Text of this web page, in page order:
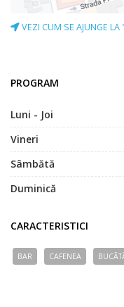
VEZI CUM SE AJUNGE LA
PROGRAM
Luni - Joi
Vineri
Sâmbătă
Duminică
CARACTERISTICI
BAR CAFENEA